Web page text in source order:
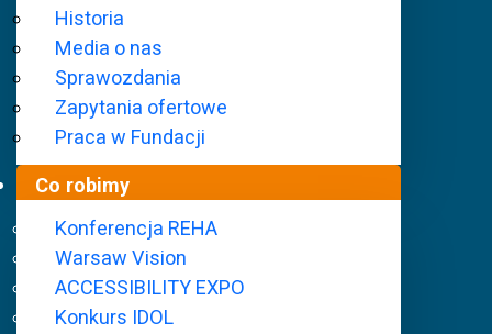
Historia
Media o nas
Sprawozdania
Zapytania ofertowe
Praca w Fundacji
Co robimy
Konferencja REHA
Warsaw Vision
ACCESSIBILITY EXPO
Konkurs IDOL
Fundacja Szansa dla Niewidomych